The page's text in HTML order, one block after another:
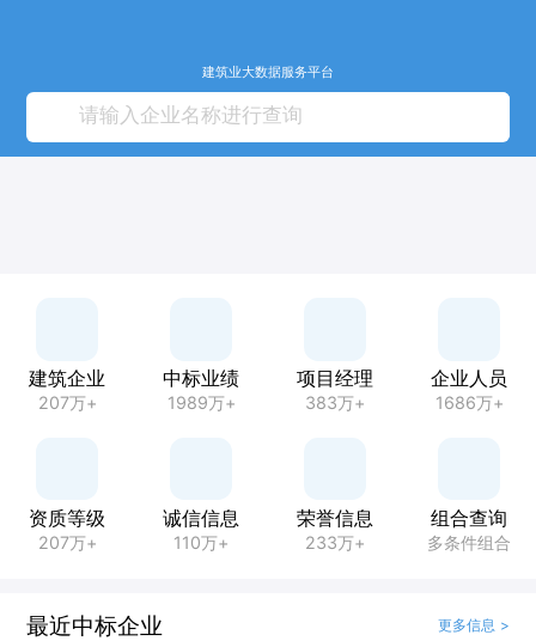
建筑业大数据服务平台
建筑企业
207万+
中标业绩
1989万+
项目经理
383万+
企业人员
1686万+
资质等级
207万+
诚信信息
110万+
荣誉信息
233万+
组合查询
多条件组合
最近中标企业 更多信息 >